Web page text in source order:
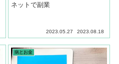
ネットで副業
2023.05.27 2023.08.18
病とお金